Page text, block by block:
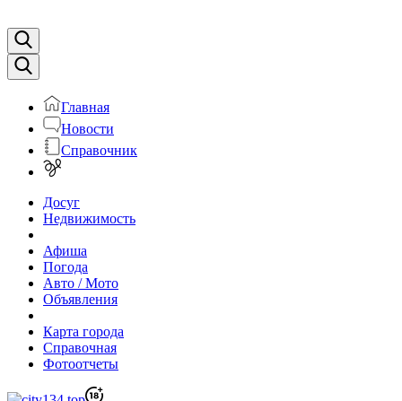
Главная
Новости
Справочник
Досуг
Недвижимость
Афиша
Погода
Авто / Мото
Объявления
Карта города
Справочная
Фотоотчеты